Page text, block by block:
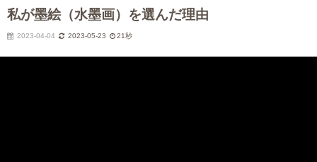
私が墨絵（水墨画）を選んだ理由
2023-04-04 2023-05-23 21秒